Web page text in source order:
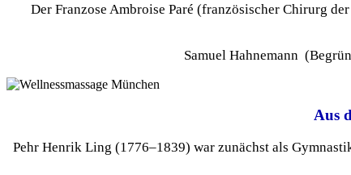
Der Franzose Ambroise Paré (französischer Chirurg
Samuel Hahnemann
Aus
Pehr Henrik Ling (1776–1839) war zunächst als